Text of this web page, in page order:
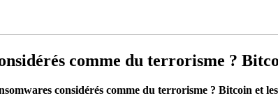
comme du terrorisme ?
considérés comme du terrorisme ? Bitcoin et